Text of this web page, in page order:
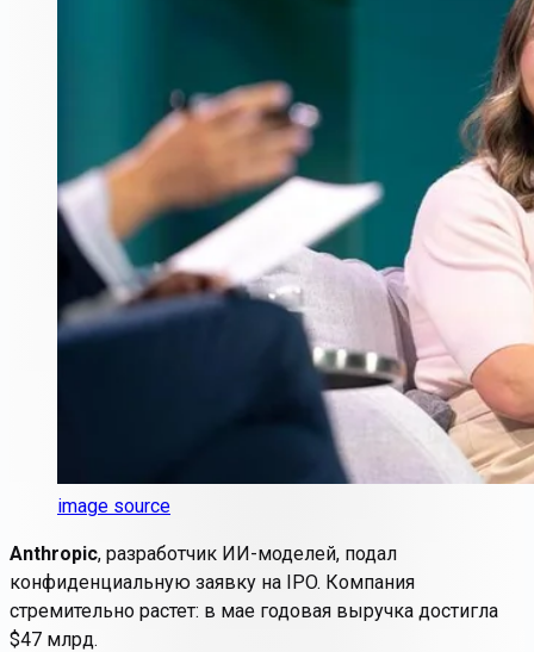
image source
Anthropic, разработчик ИИ-моделей, подал
конфиденциальную заявку на IPO. Компания
стремительно растет: в мае годовая выручка достигла
$47 млрд.